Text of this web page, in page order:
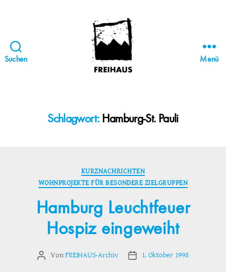
Suchen
STATTBAU
HAMBURG
Menü
Schlagwort: Hamburg-St. Pauli
Kategorien
KURZNACHRICHTEN
WOHNPROJEKTE FÜR BESONDERE ZIELGRUPPEN
Hamburg Leuchtfeuer
Hospiz eingeweiht
Beitragsautor
VonFREIHAUS-Archiv Veröffentlichungsdatum
1. Oktober 1998